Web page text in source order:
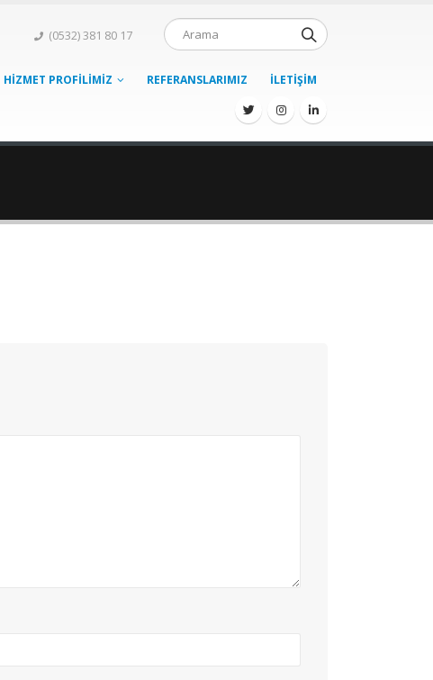
(0532) 381 80 17
HIZMET PROFILIMIZ REFERANSLARIMIZ İLETIŞIM